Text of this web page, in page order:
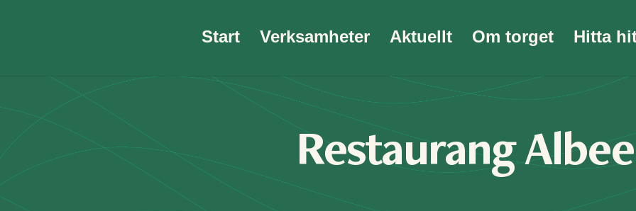
Start Verksamheter Aktuellt Om torget Hitta
Restaurang